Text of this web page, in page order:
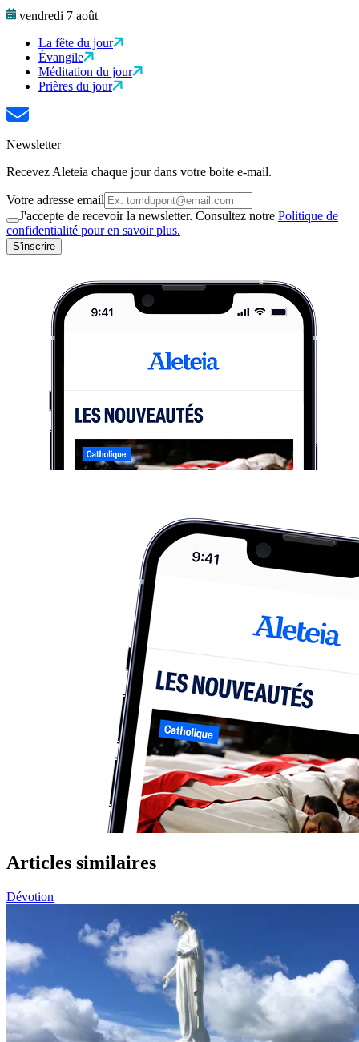
vendredi 7 août
La fête du jour
Évangile
Méditation du jour
Prières du jour
Newsletter
Recevez Aleteia chaque jour dans votre boite e-mail.
Votre adresse email
J'accepte de recevoir la newsletter. Consultez notre Politique de
confidentialité pour en savoir plus.
S'inscrire
Articles similaires
Dévotion